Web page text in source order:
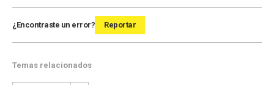
¿Encontraste un error? Reportar
Temas relacionados